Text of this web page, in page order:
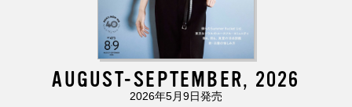
AUGUST-SEPTEMBER, 2026
2026年5月9日発売